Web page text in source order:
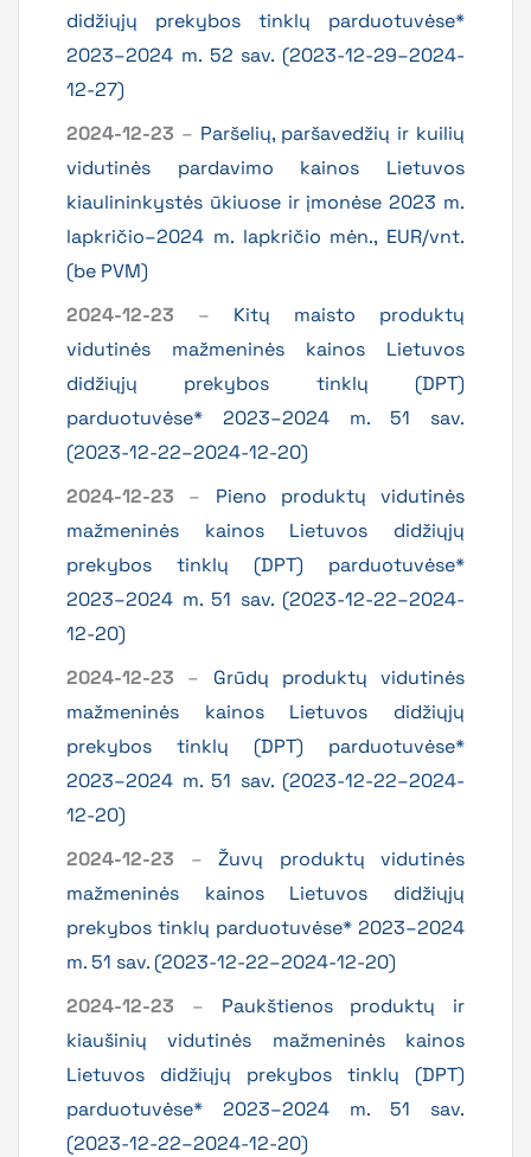
didžiųjų prekybos tinklų parduotuvėse*
2023–2024 m. 52 sav. (2023-12-29–2024-
12-27)
2024-12-23 – Paršelių, paršavedžių ir kuilių
vidutinės pardavimo kainos Lietuvos
kiaulininkystės ūkiuose ir įmonėse 2023 m.
lapkričio–2024 m. lapkričio mėn., EUR/vnt.
(be PVM)
2024-12-23 – Kitų maisto produktų
vidutinės mažmeninės kainos Lietuvos
didžiųjų prekybos tinklų (DPT)
parduotuvėse* 2023–2024 m. 51 sav.
(2023-12-22–2024-12-20)
2024-12-23 – Pieno produktų vidutinės
mažmeninės kainos Lietuvos didžiųjų
prekybos tinklų (DPT) parduotuvėse*
2023–2024 m. 51 sav. (2023-12-22–2024-
12-20)
2024-12-23 – Grūdų produktų vidutinės
mažmeninės kainos Lietuvos didžiųjų
prekybos tinklų (DPT) parduotuvėse*
2023–2024 m. 51 sav. (2023-12-22–2024-
12-20)
2024-12-23 – Žuvų produktų vidutinės
mažmeninės kainos Lietuvos didžiųjų
prekybos tinklų parduotuvėse* 2023–2024
m. 51 sav. (2023-12-22–2024-12-20)
2024-12-23 – Paukštienos produktų ir
kiaušinių vidutinės mažmeninės kainos
Lietuvos didžiųjų prekybos tinklų (DPT)
parduotuvėse* 2023–2024 m. 51 sav.
(2023-12-22–2024-12-20)